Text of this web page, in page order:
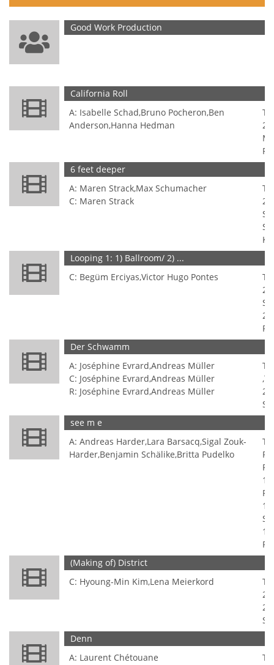
Good Work Production
California Roll
A: Isabelle Schad,Bruno Pocheron,Ben
Anderson,Hanna Hedman
6 feet deeper
A: Maren Strack,Max Schumacher
C: Maren Strack
Looping 1: 1) Ballroom/ 2) ...
C: Begüm Erciyas,Victor Hugo Pontes
Der Schwamm
A: Joséphine Evrard,Andreas Müller
C: Joséphine Evrard,Andreas Müller
R: Joséphine Evrard,Andreas Müller
see m e
A: Andreas Harder,Lara Barsacq,Sigal Zouk-
Harder,Benjamin Schälike,Britta Pudelko
(Making of) District
C: Hyoung-Min Kim,Lena Meierkord
Denn
A: Laurent Chétouane